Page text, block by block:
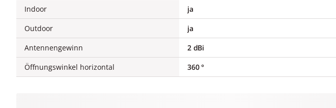
Indoor
ja
Outdoor
ja
Antennengewinn
2 dBi
Öffnungswinkel horizontal
360 °